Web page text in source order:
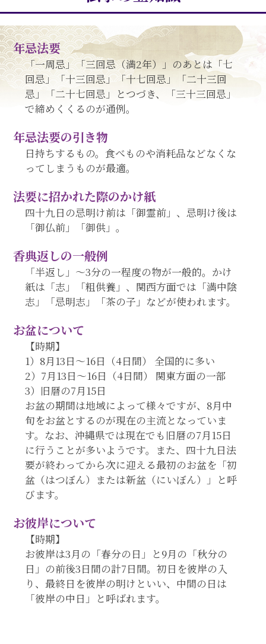
年忌法要
「一周忌」「三回忌（満2年）」のあとは「七
回忌」「十三回忌」「十七回忌」「二十三回
忌」「二十七回忌」とつづき、「三十三回忌」
で締めくくるのが通例。
年忌法要の引き物
日持ちするもの。食べものや消耗品などなくな
ってしまうものが最適。
法要に招かれた際のかけ紙
四十九日の忌明け前は「御霊前」、忌明け後は
「御仏前」「御供」。
香典返しの一般例
「半返し」～3分の一程度の物が一般的。かけ
紙は「志」「粗供養」、関西方面では「満中陰
志」「忌明志」「茶の子」などが使われます。
お盆について
【時期】
1）8月13日～16日（4日間） 全国的に多い
2）7月13日～16日（4日間） 関東方面の一部
3）旧暦の7月15日
お盆の期間は地域によって様々ですが、8月中
旬をお盆とするのが現在の主流となっていま
す。なお、沖縄県では現在でも旧暦の7月15日
に行うことが多いようです。また、四十九日法
要が終わってから次に迎える最初のお盆を「初
盆（はつぼん）または新盆（にいぼん）」と呼
びます。
お彼岸について
【時期】
お彼岸は3月の「春分の日」と9月の「秋分の
日」の前後3日間の計7日間。初日を彼岸の入
り、最終日を彼岸の明けといい、中間の日は
「彼岸の中日」と呼ばれます。